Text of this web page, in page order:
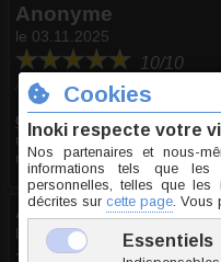
Anonyme
le 03.11.2025
10/10
Avis recueilli par Amazon Italie
Commentaire
Excellent
mm, vite interna o
mm)
Anonyme
le 03.11.2025